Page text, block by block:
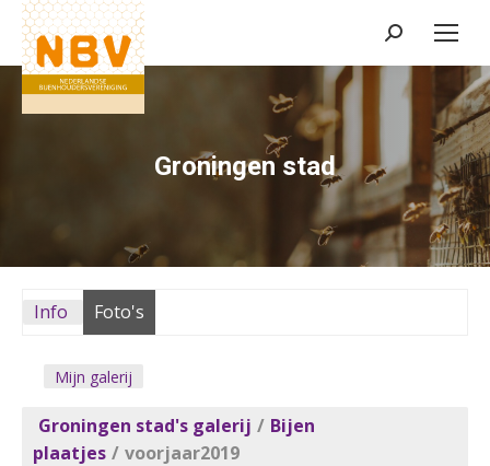
Zoeken:
Groningen stad
Info Foto's
Mijn galerij
Groningen stad's galerij / Bijen
plaatjes / voorjaar2019